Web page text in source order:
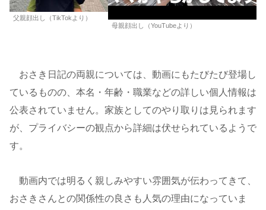
父親顔出し（TikTokより）
母親顔出し（YouTubeより）
おさき日記の両親については、動画にもたびたび登場し
ているものの、本名・年齢・職業などの詳しい個人情報は
公表されていません。家族としてのやり取りは見られます
が、プライバシーの観点から詳細は伏せられているようで
す。
動画内では明るく親しみやすい雰囲気が伝わってきて、
おさきさんとの関係性の良さも人気の理由になっていま